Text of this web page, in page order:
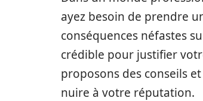
ayez besoin de prendre
conséquences néfastes
crédible pour justifier
proposons des conseils
nuire à votre réputation.